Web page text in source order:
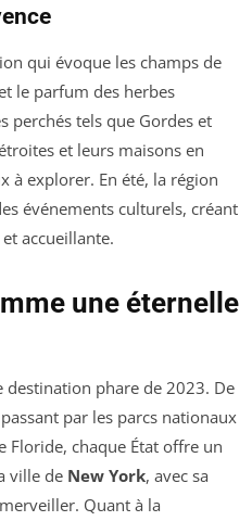
qui évoque les champs de
le parfum des herbes
perchés tels que Gordes et
et leurs maisons en
à explorer. En été, la région
événements culturels, créant
accueillante.
une éternelle
destination phare de 2023. De
par les parcs nationaux
Floride, chaque État offre un
ville de New York, avec sa
Quant à la